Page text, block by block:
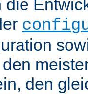
die
den